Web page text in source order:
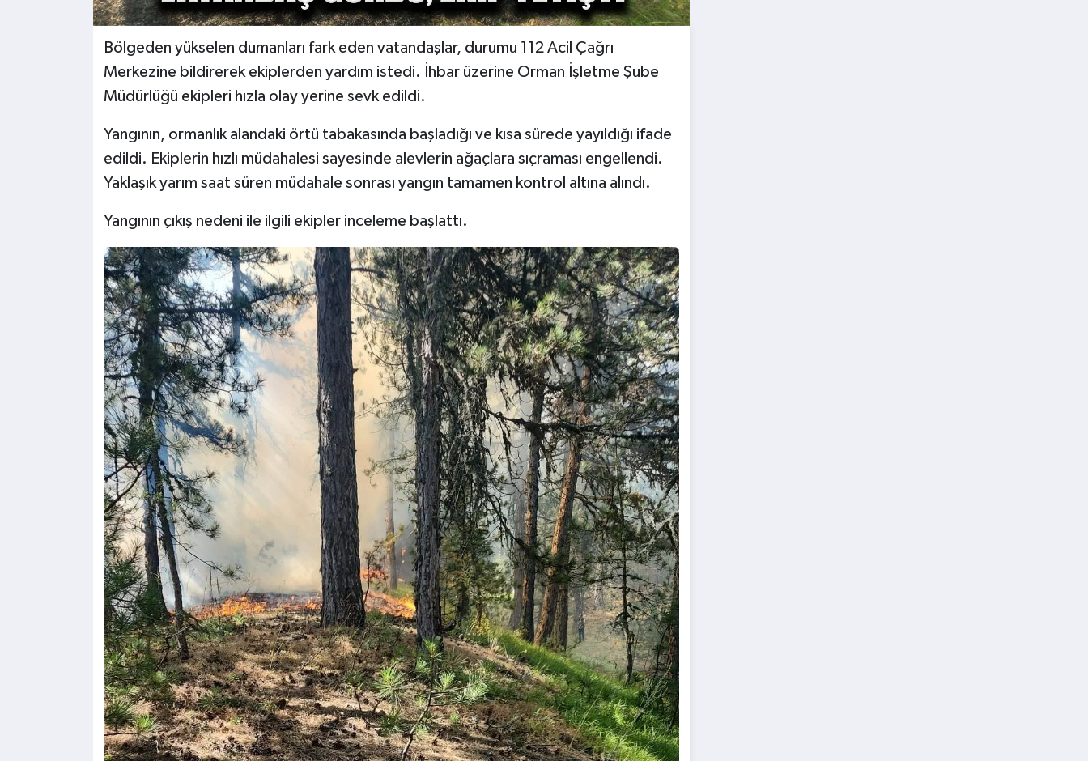
Bölgeden yükselen dumanları fark eden vatandaşlar, durumu 112 Acil Çağrı
Merkezine bildirerek ekiplerden yardım istedi. İhbar üzerine Orman İşletme Şube
Müdürlüğü ekipleri hızla olay yerine sevk edildi.
Yangının, ormanlık alandaki örtü tabakasında başladığı ve kısa sürede yayıldığı ifade
edildi. Ekiplerin hızlı müdahalesi sayesinde alevlerin ağaçlara sıçraması engellendi.
Yaklaşık yarım saat süren müdahale sonrası yangın tamamen kontrol altına alındı.
Yangının çıkış nedeni ile ilgili ekipler inceleme başlattı.